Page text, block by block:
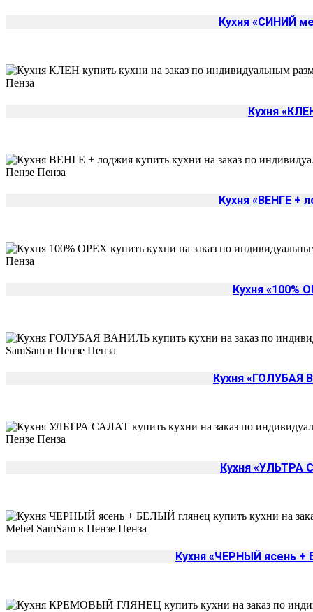
Кухня «СИНИЙ
Кухня
Кухня «ВЕНГЕ +
Кухня «100%
Кухня «ГОЛУБАЯ
Кухня «УЛЬТРА
Кухня «ЧЕРНЫЙ ясень +